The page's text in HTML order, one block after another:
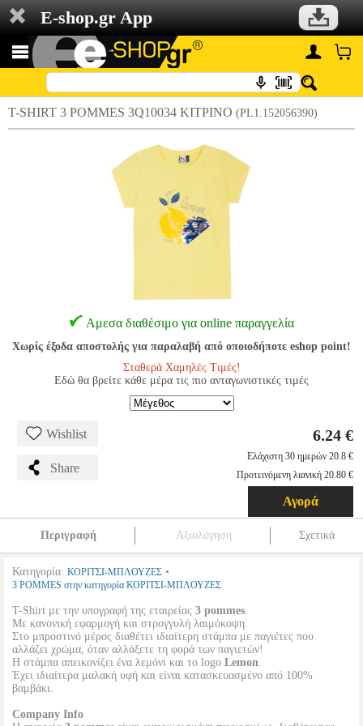
E-shop.gr App
T-SHIRT 3 POMMES 3Q10034 ΚΙΤΡΙΝΟ (PL1.152056390)
Αμεσα διαθέσιμο για online παραγγελία
Χωρίς έξοδα αποστολής για παραλαβή από οποιοδήποτε eshop point!
Σταθερά Χαμηλές Τιμές!
Εδώ θα βρείτε κάθε μέρα τις πιο ανταγωνιστικές τιμές
Wishlist
Share
6.24 €
Ελάχιστη 30 ημερών 20.8 €
Προτεινόμενη λιανική 20.80 €
Αγορά
Περιγραφή Αξιολόγηση Σχετικά
Κατηγορία: ΚΟΡΙΤΣΙ-ΜΠΛΟΥΖΕΣ •
3 POMMES στην κατηγορία ΚΟΡΙΤΣΙ-ΜΠΛΟΥΖΕΣ
T-Shirt με την υπογραφή της εταιρείας 3 pommes.
Με κανονική εφαρμογή και στρογγυλή λαιμόκοψη.
Στο μπροστινό μέρος διαθέτει ιδιαίτερη στάμπα με παγιέτες που
αλλάζει χρώμα, όταν αλλάξετε τη φορά των παγιετών!
Η στάμπα απεικονίζει ένα λεμόνι και το logo Lemon.
Έχει ιδιαίτερα μαλακή υφή και είναι κατασκευασμένο από 100%
βαμβάκι.
Company Info